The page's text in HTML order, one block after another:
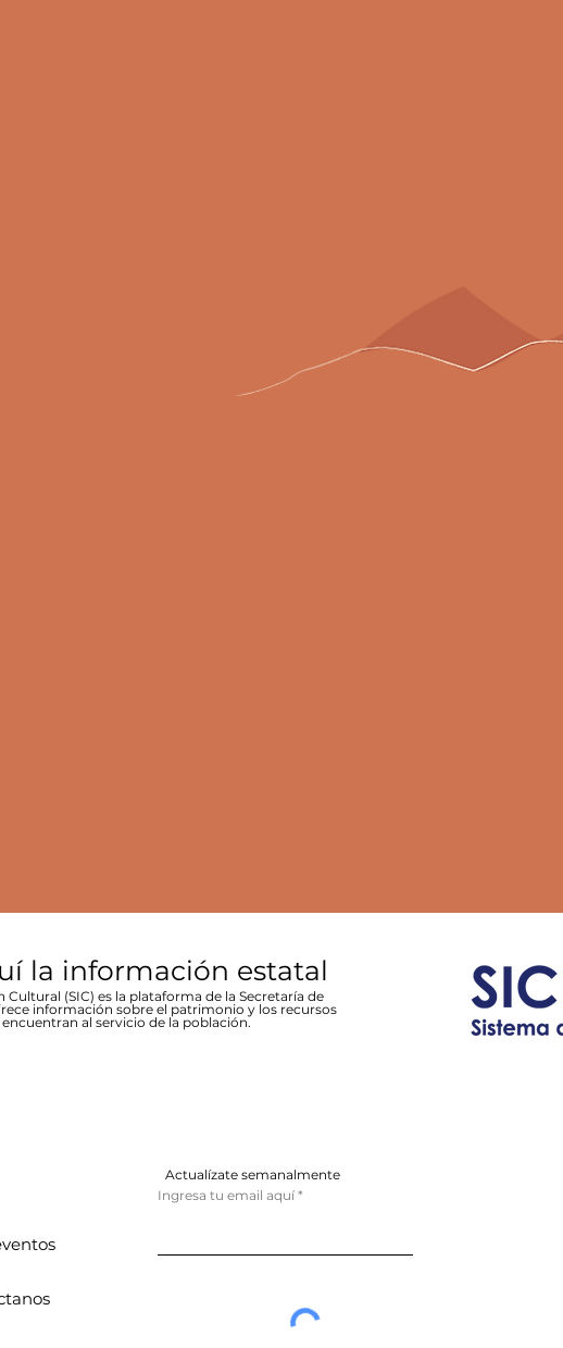
la información estatal
(SIC) es la plataforma de la Secretaría de
información sobre el patrimonio y los recursos
al servicio de la población.
Actualízate semanalmente
Ingresa tu email aquí